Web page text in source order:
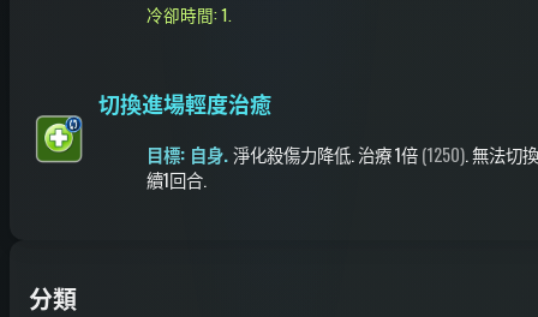
冷卻時間: 1.
切換進場輕度治癒
目標: 自身.淨化殺傷力降低.治療1倍(1250).無法切換
續1回合.
分類